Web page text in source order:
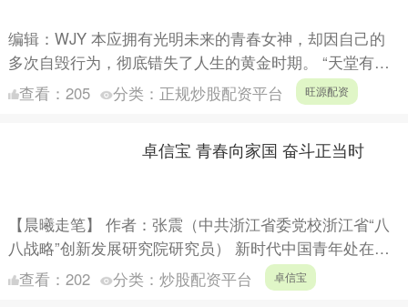
编辑：WJY 本应拥有光明未来的青春女神，却因自己的
多次自毁行为，彻底错失了人生的黄金时期。 “天堂有路
你不走，地狱无门你偏要闯。” 她不仅拥有天使般的面容
查看： 205 分类： 正规炒股配资平台 旺源配资
卓信宝 青春向家国 奋斗正当时
【晨曦走笔】 作者：张震（中共浙江省委党校浙江省“八
八战略”创新发展研究院研究员） 新时代中国青年处在中
华民族发展的最好时期，既面临着难得的建功立业的人生
查看： 202 分类： 炒股配资平台 卓信宝